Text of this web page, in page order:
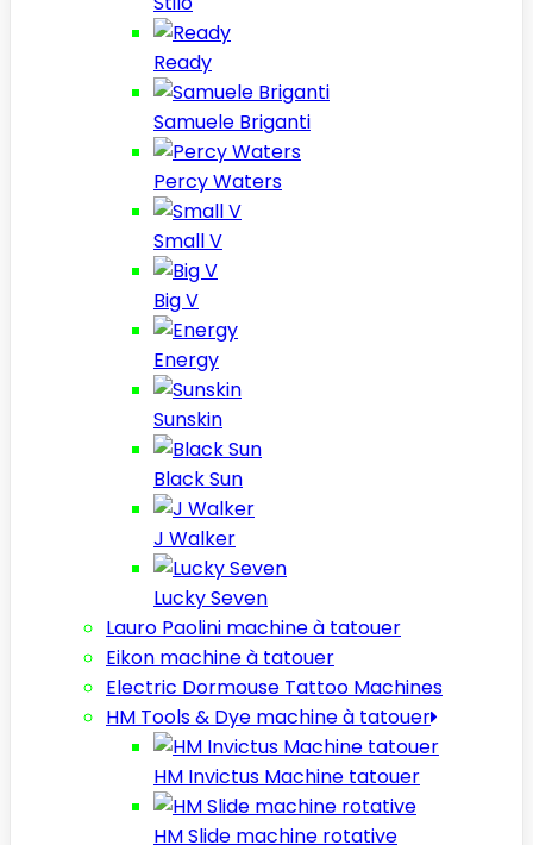
Ready
Samuele Briganti
Percy Waters
Small V
Big V
Energy
Sunskin
Black Sun
J Walker
Lucky Seven
Lauro Paolini machine à tatouer
Eikon machine à tatouer
Electric Dormouse Tattoo Machines
HM Tools & Dye machine à tatouer
HM Invictus Machine tatouer
HM Slide machine rotative